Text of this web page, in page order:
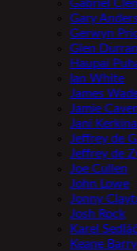
Gabriel
Gary
Gerwyn
Glen
Haupai
Ian White
James
Jamie
Jani
Jeffrey de
Jeffrey de
Joe Cullen
John Lowe
Jonny
Josh Rock
Karel
Keane Barry